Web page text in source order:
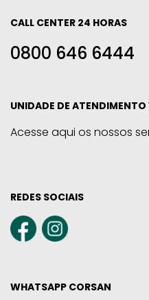
CALL CENTER 24 HORAS
0800 646 6444
UNIDADE DE ATENDIMENTO
Acesse aqui os nossos
REDES SOCIAIS
WHATSAPP CORSAN